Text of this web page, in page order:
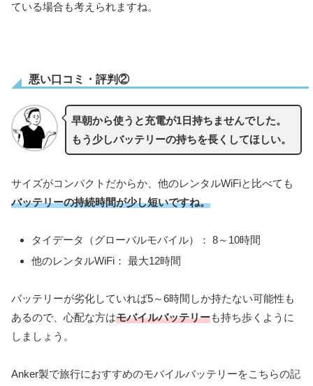
ている場合も考えられますね。
悪い口コミ・評判②
早朝から使うと充電が1日持ちませんでした。
もう少しバッテリーの持ちを長くしてほしい。
サイズがコンパクトだからか、他のレンタルWiFiと比べても
バッテリーの持続時間が少し短いですね。
タイデータ（グローバルモバイル）： 8～10時間
他のレンタルWiFi： 最大12時間
バッテリーが劣化していれば5～6時間しか持たない可能性も
あるので、心配な方はモバイルバッテリーも持ち歩くように
しましょう。
Anker製で旅行におすすめのモバイルバッテリーをこちらの記